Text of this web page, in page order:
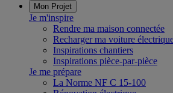
Mon Projet
Je m'inspire
Rendre ma maison connectée
Recharger ma voiture
Inspirations chantiers
Inspirations pièce-par-pièce
Je me prépare
La Norme NF C 15-100